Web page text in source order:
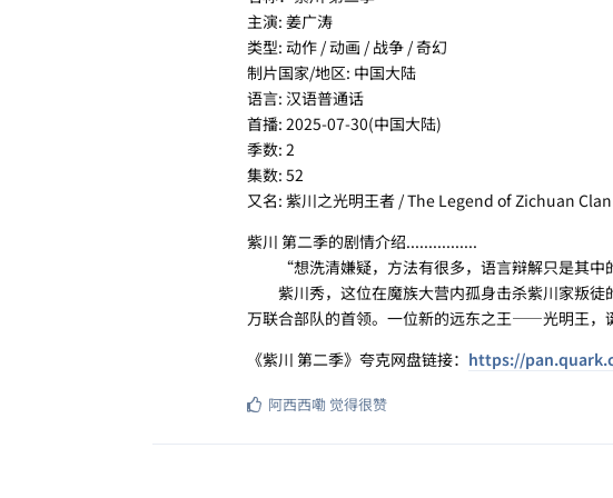
主演: 姜广涛
类型: 动作 / 动画 / 战争 / 奇幻
制片国家/地区: 中国大陆
语言: 汉语普通话
首播: 2025-07-30(中国大陆)
季数: 2
集数: 52
又名: 紫川之光明王者 / The Legend of Zichuan
紫川 第二季的剧情介绍................
“想洗清嫌疑，方法有很多，语言辩解只是其中
紫川秀，这位在魔族大营内孤身击杀紫川家叛徒
万联合部队的首领。一位新的远东之王——光明王，
《紫川 第二季》夸克网盘链接： https://
阿西西嘞 觉得很赞